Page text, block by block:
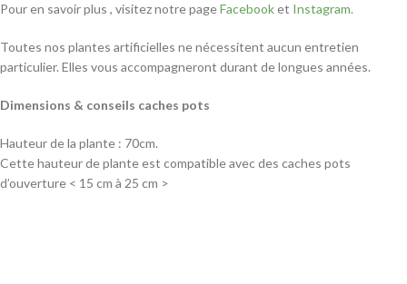
Pour en savoir plus , visitez notre pageFacebooket Instagram.
Toutes nos plantes artificielles ne nécessitent aucun entretien
particulier. Elles vous accompagneront durant de longues années.
Dimensions & conseils caches pots
Hauteur de la plante : 70cm.
Cette hauteur de plante est compatible avec des caches pots
d’ouverture < 15 cm à 25 cm >